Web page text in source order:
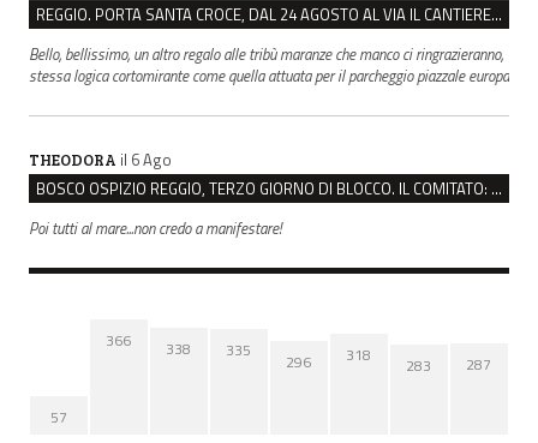
REGGIO. PORTA SANTA CROCE, DAL 24 AGOSTO AL VIA IL CANTIERE PER IL NUOVO COLLETTORE FOGNARIO
Bello, bellissimo, un altro regalo alle tribù maranze che manco ci ringrazieranno,
stessa logica cortomirante come quella attuata per il parcheggio piazzale europa
THEODORA il 6 Ago
BOSCO OSPIZIO REGGIO, TERZO GIORNO DI BLOCCO. IL COMITATO: “PRESIDIO FINO A VENERDÌ”
Poi tutti al mare...non credo a manifestare!
57
366 338 335
296 318 283 287